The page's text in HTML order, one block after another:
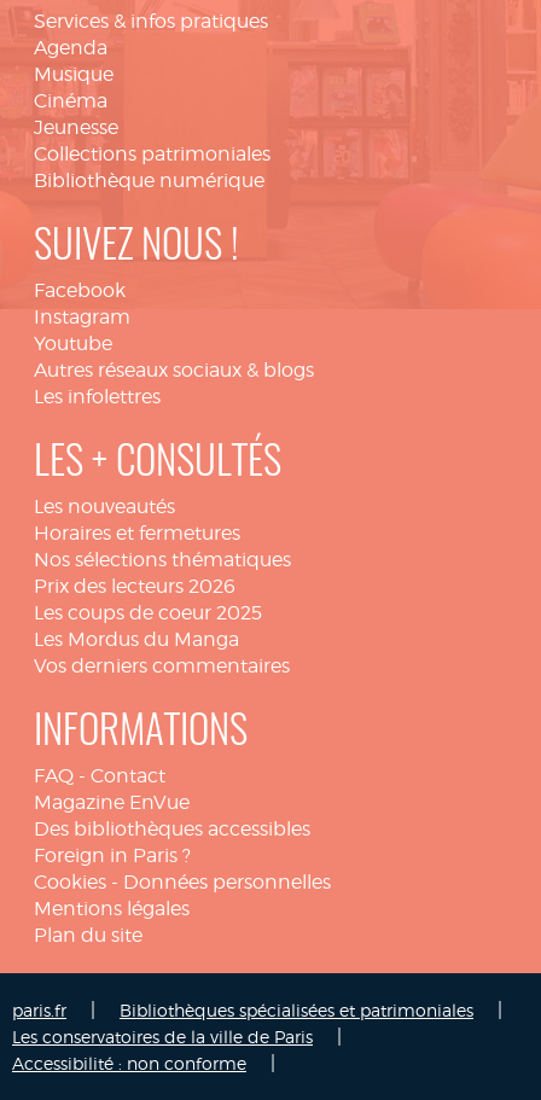
Services & infos pratiques
Agenda
Musique
Cinéma
Jeunesse
Collections patrimoniales
Bibliothèque numérique
SUIVEZ NOUS !
Facebook
Instagram
Youtube
Autres réseaux sociaux & blogs
Les infolettres
LES + CONSULTÉS
Les nouveautés
Horaires et fermetures
Nos sélections thématiques
Prix des lecteurs 2026
Les coups de coeur 2025
Les Mordus du Manga
Vos derniers commentaires
INFORMATIONS
FAQ - Contact
Magazine EnVue
Des bibliothèques accessibles
Foreign in Paris ?
Cookies - Données personnelles
Mentions légales
Plan du site
paris.fr Bibliothèques spécialisées et patrimoniales
Les conservatoires de la ville de Paris
Accessibilité : non conforme